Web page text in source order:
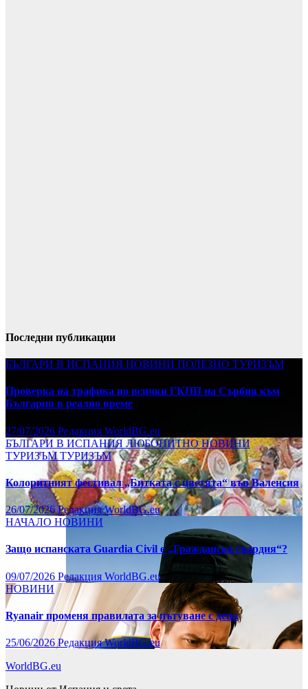
Последни публикации
БЪЛГАРИ В ИСПАНИЯ НОВИНИ ПОЛЕЗНО ТУРИЗЪМ
Проверка на трафика по всички ГКПП на Сърбия към
България в реално време
27/07/2026 Редакция WorldBG.eu
БЪЛГАРИ В ИСПАНИЯ ЛЮБОПИТНОНОВИНИ
ТУРИЗЪМТУРИЗЪМ
Колоритният фестивал „Битката с цветята“ във Валенсия
26/07/2026Редакция WorldBG.eu
НАЧАЛО НОВИНИ
Защо испанската Guardia Civil е „Гражданска гвардия“?
09/07/2026 Редакция WorldBG.eu
НОВИНИ
Ryanair променя правилата за пътуване с деца
25/06/2026Редакция WorldBG.eu
WorldBG.eu